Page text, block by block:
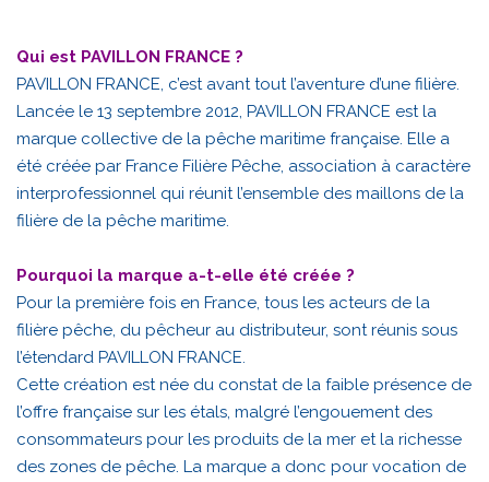
Qui est PAVILLON FRANCE ?
PAVILLON FRANCE, c’est avant tout l’aventure d’une filière.
Lancée le 13 septembre 2012, PAVILLON FRANCE est la
marque collective de la pêche maritime française. Elle a
été créée par France Filière Pêche, association à caractère
interprofessionnel qui réunit l’ensemble des maillons de la
filière de la pêche maritime.
Pourquoi la marque a-t-elle été créée ?
Pour la première fois en France, tous les acteurs de la
filière pêche, du pêcheur au distributeur, sont réunis sous
l’étendard PAVILLON FRANCE.
Cette création est née du constat de la faible présence de
l’offre française sur les étals, malgré l’engouement des
consommateurs pour les produits de la mer et la richesse
des zones de pêche. La marque a donc pour vocation de